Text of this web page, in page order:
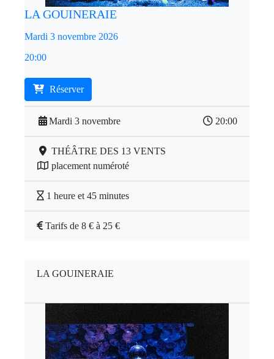
LA GOUINERAIE
Mardi 3 novembre 2026
20:00
Réserver
Mardi 3 novembre 20:00
THÉÂTRE DES 13 VENTS
placement numéroté
1 heure et 45 minutes
Tarifs de 8 € à 25 €
LA GOUINERAIE